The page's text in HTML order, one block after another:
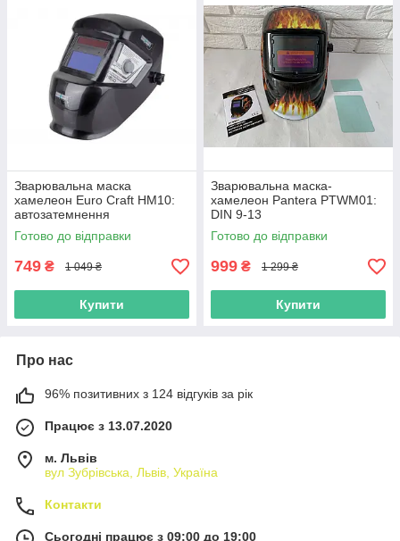
Зварювальна маска
хамелеон Euro Craft НМ10:
автозатемнення
Готово до відправки
749 ₴ 1 049 ₴
Купити
Зварювальна маска-
хамелеон Pantera PTWM01:
DIN 9-13
Готово до відправки
999 ₴ 1 299 ₴
Купити
Про нас
96% позитивних з 124 відгуків за рік
Працює з 13.07.2020
м. Львів
вул Зубрівська, Львів, Україна
Контакти
Сьогодні працює з 09:00 до 19:00